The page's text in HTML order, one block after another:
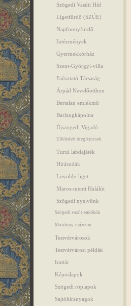
Szögedi Vasúti Híd
Ligetfürdő (SZÚE)
Napfonnyfürdő
Intézmények
Gyermekkórház
Szent-Györgyi-villa
Faúsztató Társaság
Árpád Nevelőotthon
Bertalan emlékmű
Barlangkápolna
Újszögedi Vigadó
Elfeledett öreg kincsek
Turul labdajáték
Hírárudák
Lövölde-liget
Maros-menti Halálút
Szögedi nyelvünk
Szögedi vasút-emlékök
Mozdony-múzeum
Testvérvárosok
Testvérvárosi példák
Irattár
Képöslapok
Szögedi röplapok
Sajtóhíranyagok